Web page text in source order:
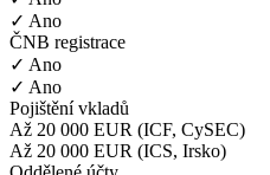
✓ Ano
ČNB registrace
✓ Ano
✓ Ano
Pojištění vkladů
Až 20 000 EUR (ICF, CySEC)
Až 20 000 EUR (ICS, Irsko)